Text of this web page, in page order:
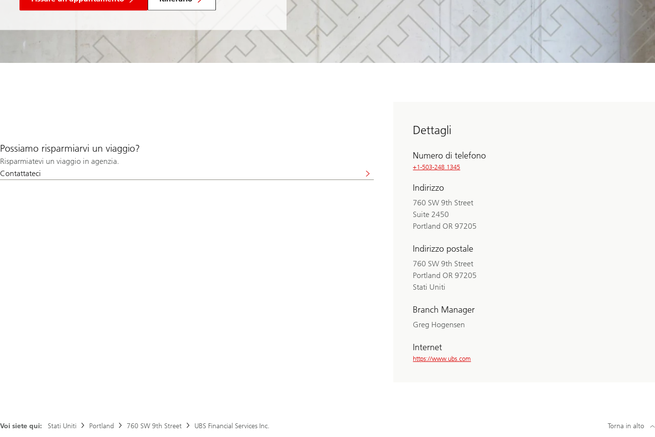
Possiamo risparmiarvi un viaggio?
Risparmiatevi un viaggio in agenzia.
Contattateci
Dettagli
Numero di telefono
+1-503-248 1345
Indirizzo
760 SW 9th Street
Suite 2450
Portland OR 97205
Indirizzo postale
760 SW 9th Street
Portland OR 97205
Stati Uniti
Branch Manager
Greg Hogensen
Internet
https://www.ubs.com
Voi siete qui: Stati Uniti Portland 760 SW 9th Street UBS Financial Services Inc. Torna in alto